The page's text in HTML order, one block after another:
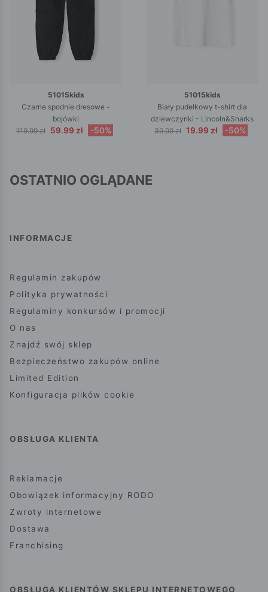
51015kids
Czarne spodnie dresowe -
bojówki
119.99 zł 59.99 zł -50%
51015kids
Biały pudełkowy t-shirt dla
dziewczynki - Lincoln&Sharks
39.99 zł 19.99 zł -50%
OSTATNIO OGLĄDANE
INFORMACJE
Regulamin zakupów
Polityka prywatności
Regulaminy konkursów i promocji
O nas
Znajdź swój sklep
Bezpieczeństwo zakupów online
Limited Edition
Konfiguracja plików cookie
OBSŁUGA KLIENTA
Reklamacje
Obowiązek informacyjny RODO
Zwroty internetowe
Dostawa
Franchising
OBSŁUGA KLIENTÓW SKLEPU INTERNETOWEGO